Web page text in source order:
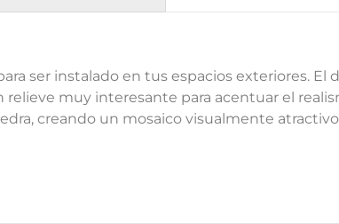
ser instalado en tus espacios exteriores.
relieve muy interesante para acentuar el
creando un mosaico visualmente